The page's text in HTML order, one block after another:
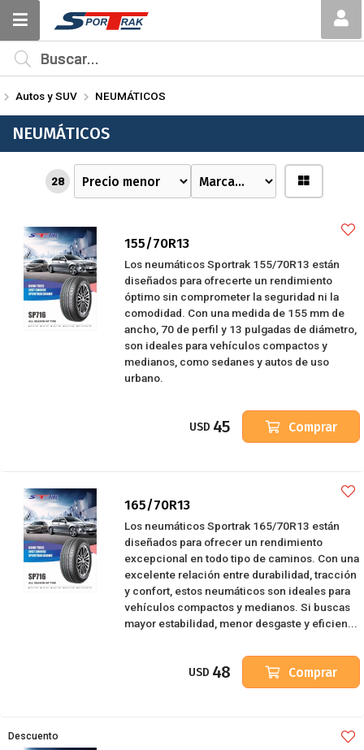
MI COMPRA
Autos y SUV NEUMÁTICOS
NEUMÁTICOS
28
155/70R13
Los neumáticos Sportrak 155/70R13 están
diseñados para ofrecerte un rendimiento
óptimo sin comprometer la seguridad ni la
comodidad. Con una medida de 155 mm de
ancho, 70 de perfil y 13 pulgadas de diámetro,
son ideales para vehículos compactos y
medianos, como sedanes y autos de uso
urbano.
USD 45 Comprar
165/70R13
Los neumáticos Sportrak 165/70R13 están
diseñados para ofrecer un rendimiento
excepcional en todo tipo de caminos. Con una
excelente relación entre durabilidad, tracción
y confort, estos neumáticos son ideales para
vehículos compactos y medianos. Si buscas
mayor estabilidad, menor desgaste y eficien...
USD 48 Comprar
Descuento